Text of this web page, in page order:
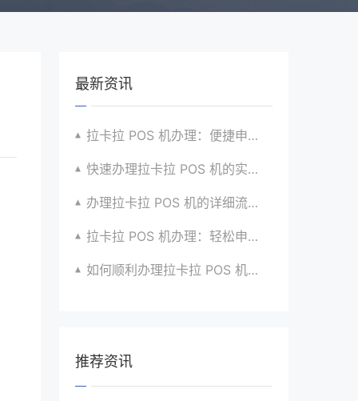
最新资讯
拉卡拉 POS 机办理：便捷申请，放心使用超安心
快速办理拉卡拉 POS 机的实用攻略分享超靠谱
办理拉卡拉 POS 机的详细流程与注意点全解析
拉卡拉 POS 机办理：轻松申请，高效收款有高招
如何顺利办理拉卡拉 POS 机？全流程指南超实用
推荐资讯